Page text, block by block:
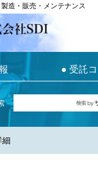
造・販売・メンテナンス
● 受託
造・販売・メンテナンス
受託コー